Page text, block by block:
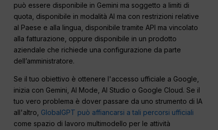
può essere disponibile in Gemini ma soggetto a limiti di
quota, disponibile in modalità AI ma con restrizioni relative
al Paese e alla lingua, disponibile tramite API ma vincolato
alla fatturazione, oppure disponibile in un prodotto
aziendale che richiede una configurazione da parte
dell’amministratore.
Se il tuo obiettivo è ottenere l'accesso ufficiale a Google,
inizia con Gemini, AI Mode, AI Studio o Google Cloud. Se il
tuo vero problema è dover passare da uno strumento di IA
all'altro, GlobalGPT può affiancarsi a tali percorsi ufficiali
come spazio di lavoro multimodello per le attività